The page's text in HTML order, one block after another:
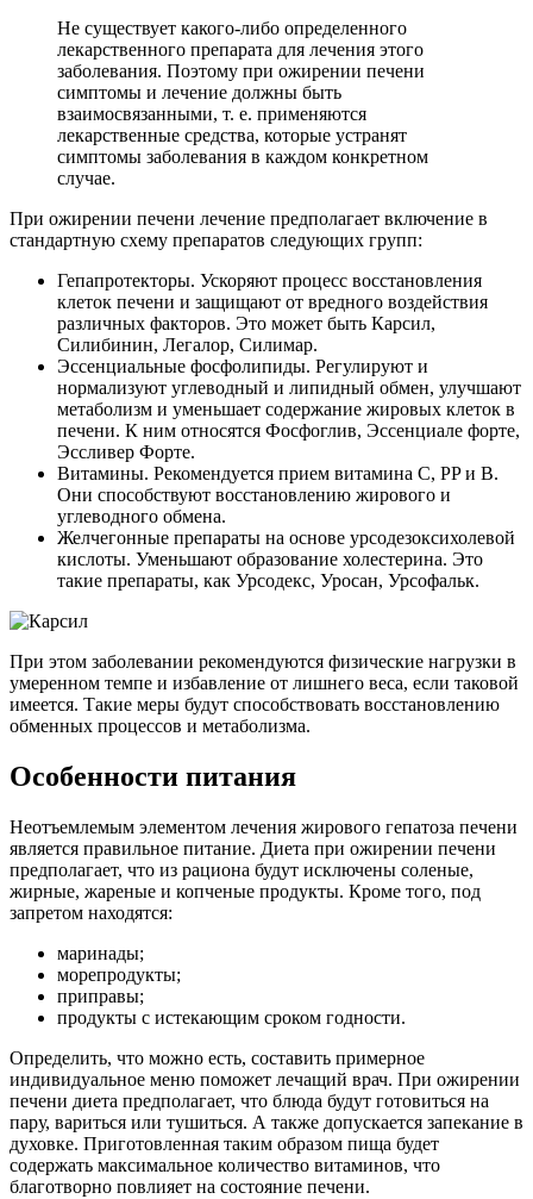
Не существует какого-либо определенного
лекарственного препарата для лечения этого
заболевания. Поэтому при ожирении печени
симптомы и лечение должны быть
взаимосвязанными, т. е. применяются
лекарственные средства, которые устранят
симптомы заболевания в каждом конкретном
случае.
При ожирении печени лечение предполагает включение в
стандартную схему препаратов следующих групп:
Гепапротекторы. Ускоряют процесс восстановления
клеток печени и защищают от вредного воздействия
различных факторов. Это может быть Карсил,
Силибинин, Легалор, Силимар.
Эссенциальные фосфолипиды. Регулируют и
нормализуют углеводный и липидный обмен, улучшают
метаболизм и уменьшает содержание жировых клеток в
печени. К ним относятся Фосфоглив, Эссенциале форте,
Эссливер Форте.
Витамины. Рекомендуется прием витамина C, PP и B.
Они способствуют восстановлению жирового и
углеводного обмена.
Желчегонные препараты на основе урсодезоксихолевой
кислоты. Уменьшают образование холестерина. Это
такие препараты, как Урсодекс, Уросан, Урсофальк.
При этом заболевании рекомендуются физические нагрузки в
умеренном темпе и избавление от лишнего веса, если таковой
имеется. Такие меры будут способствовать восстановлению
обменных процессов и метаболизма.
Особенности питания
Неотъемлемым элементом лечения жирового гепатоза печени
является правильное питание. Диета при ожирении печени
предполагает, что из рациона будут исключены соленые,
жирные, жареные и копченые продукты. Кроме того, под
запретом находятся:
маринады;
морепродукты;
приправы;
продукты с истекающим сроком годности.
Определить, что можно есть, составить примерное
индивидуальное меню поможет лечащий врач. При ожирении
печени диета предполагает, что блюда будут готовиться на
пару, вариться или тушиться. А также допускается запекание в
духовке. Приготовленная таким образом пища будет
содержать максимальное количество витаминов, что
благотворно повлияет на состояние печени.